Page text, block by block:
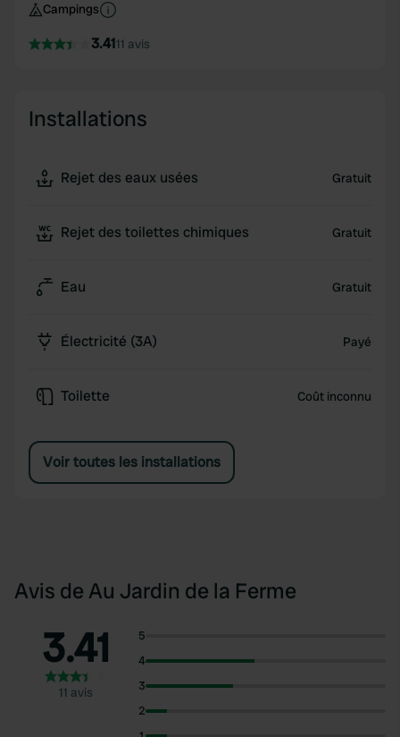
Campings
3.4111 avis
Installations
Rejet des eaux usées Gratuit
Rejet des toilettes chimiques Gratuit
Eau Gratuit
Électricité (3A) Payé
Toilette Coût inconnu
Voir toutes les installations
Avis de Au Jardin de la Ferme
3.41
11 avis
5
4
3
2